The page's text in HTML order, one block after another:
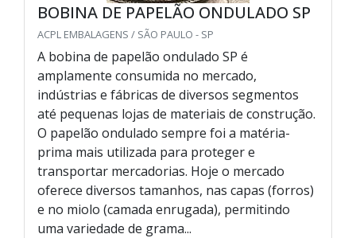
BOBINA DE PAPELÃO ONDULADO SP
ACPL EMBALAGENS / SÃO PAULO - SP
A bobina de papelão ondulado SP é
amplamente consumida no mercado,
indústrias e fábricas de diversos segmentos
até pequenas lojas de materiais de construção.
O papelão ondulado sempre foi a matéria-
prima mais utilizada para proteger e
transportar mercadorias. Hoje o mercado
oferece diversos tamanhos, nas capas (forros)
e no miolo (camada enrugada), permitindo
uma variedade de grama...